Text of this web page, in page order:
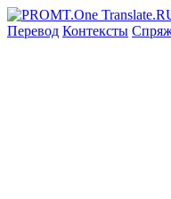
Перевод Контексты